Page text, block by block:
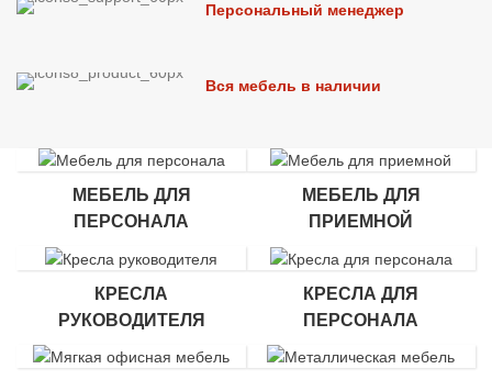
Персональный менеджер
Вся мебель в наличии
МЕБЕЛЬ ДЛЯ
ПЕРСОНАЛА
МЕБЕЛЬ ДЛЯ
ПРИЕМНОЙ
КРЕСЛА
РУКОВОДИТЕЛЯ
КРЕСЛА ДЛЯ
ПЕРСОНАЛА